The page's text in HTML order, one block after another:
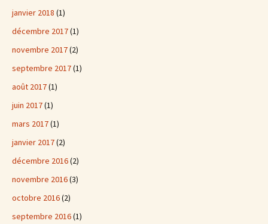
janvier 2018 (1)
décembre 2017(1)
novembre 2017(2)
septembre 2017(1)
août 2017(1)
juin 2017(1)
mars 2017(1)
janvier 2017(2)
décembre 2016(2)
novembre 2016(3)
octobre 2016(2)
septembre 2016(1)